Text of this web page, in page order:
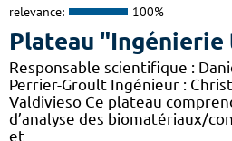
relevance: 100%
Plateau
Responsable scientifique :
Perrier-Groult Ingénieur :
Valdivieso Ce plateau
d’analyse des biomatériaux/
et